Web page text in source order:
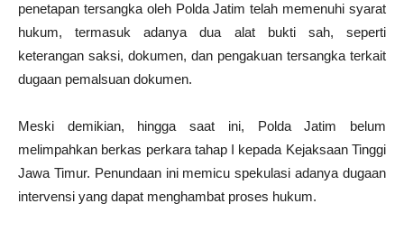
penetapan tersangka oleh Polda Jatim telah memenuhi syarat
hukum, termasuk adanya dua alat bukti sah, seperti
keterangan saksi, dokumen, dan pengakuan tersangka terkait
dugaan pemalsuan dokumen.
Meski demikian, hingga saat ini, Polda Jatim belum
melimpahkan berkas perkara tahap I kepada Kejaksaan Tinggi
Jawa Timur. Penundaan ini memicu spekulasi adanya dugaan
intervensi yang dapat menghambat proses hukum.